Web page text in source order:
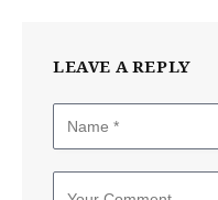
LEAVE A REPLY